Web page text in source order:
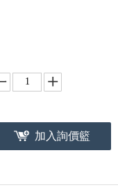
加入詢價籃